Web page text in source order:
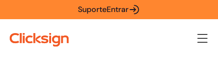
SuporteEntrar